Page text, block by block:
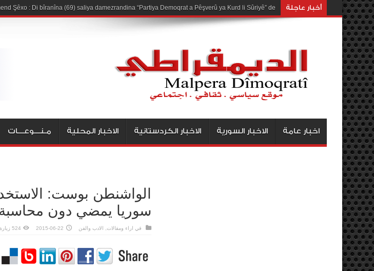
أخبار عاجلة Şêxo : Di bîranîna (69) saliya damezrandina “Partiya Demoqrat a Pêşverû ya Kurd li Sûriyê” de
اخبار عامة الاخبار السورية الاخبار الكردستانية الاخبار المحلية مـنـــوعـــات
الواشنطن بوست:
سوريا يمضي دون محاسبة
في اراء ومقالات الادب والفن 2015-06-22 524 زيارة